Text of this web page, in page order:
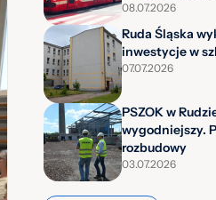
08.07.2026
Ruda Śląska
inwestycje w
07.07.2026
PSZOK w
wygodniejszy.
rozbudowy
03.07.2026